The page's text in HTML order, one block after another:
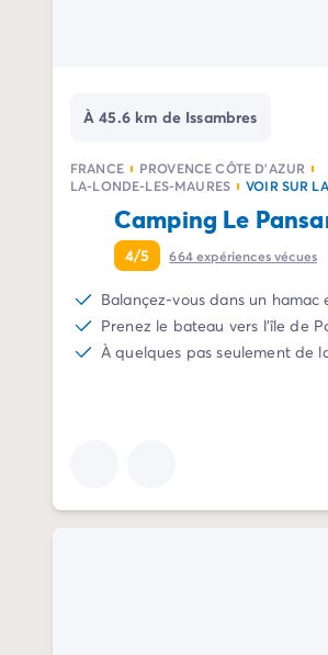
Camping Drôme
Camping Annecy
Camping Isère
Camping Savoie
Camping Espagne
Camping Cantabria
Camping Santander
Camping Catalogne
Camping Costa Brava
Camping Communauté Valencienne
À 45.6 km de Issambres
FRANCE
PROVENCE CÔTE D'AZUR
LA-LONDE-LES-MAURES
VOIR SUR
Camping Le
4/5 664expériences vécues
Balançez-vous dans un
Prenez le bateau vers l'île de
À quelques pas seulement de